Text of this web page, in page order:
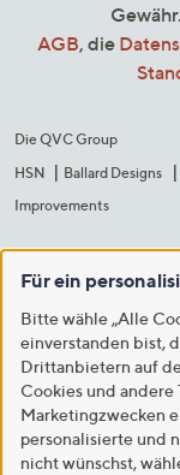
AGB, die
Die QVC Group
HSN
Ballard Designs
Improvements
Für ein
Bitte wähle „Alle
einverstanden bist,
Drittanbietern auf
Cookies und andere
Marketingzwecken
personalisierte und
nicht wünschst,